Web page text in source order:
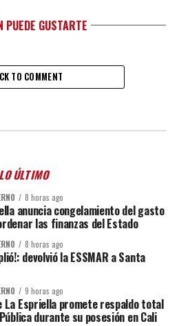
PUEDE GUSTARTE
TO COMMENT
LO ÚLTIMO
8 horas ago
anuncia congelamiento del gasto
las finanzas del Estado
8 horas ago
devolvió la ESSMAR a Santa
9 horas ago
La Espriella promete respaldo total
durante su posesión en Cali